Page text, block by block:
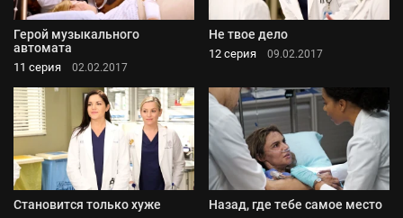
Герой музыкального
автомата
11 серия 02.02.2017
Не твое дело
12 серия 09.02.2017
Становится только хуже Назад, где тебе самое место